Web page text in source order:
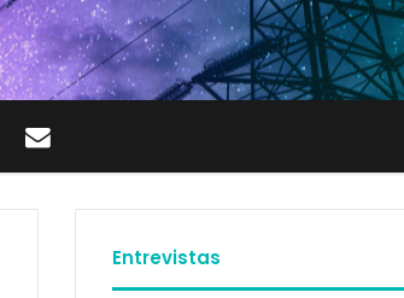
Entrevistas